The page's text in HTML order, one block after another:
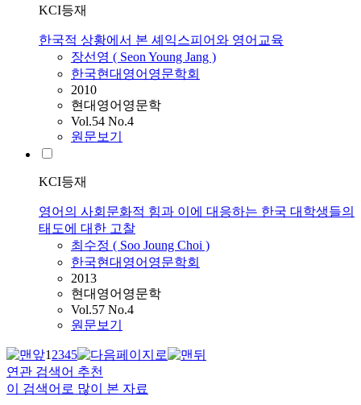
KCI등재
한국적 상황에서 본 셰익스피어와 영어교육
장선영 ( Seon Young Jang )
한국현대영어영문학회
2010
현대영어영문학
Vol.54 No.4
원문보기
KCI등재
영어의 사회문화적 힘과 이에 대응하는 한국 대학생들의
태도에 대한 고찰
최수정 ( Soo Joung Choi )
한국현대영어영문학회
2013
현대영어영문학
Vol.57 No.4
원문보기
12345
연관 검색어 추천
이 검색어로 많이 본 자료